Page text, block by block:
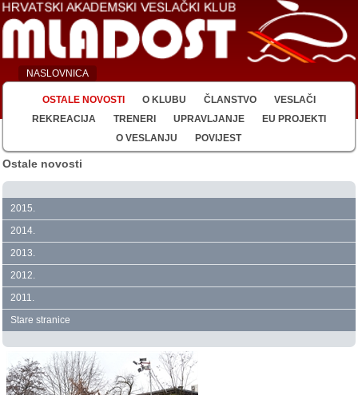
NASLOVNICA
OSTALE NOVOSTI O KLUBU ČLANSTVO
VESLAČI
REKREACIJA
TRENERI UPRAVLJANJE
EU PROJEKTI
O VESLANJU
POVIJEST
Ostale novosti
2015.
2014.
2013.
2012.
2011.
Stare stranice